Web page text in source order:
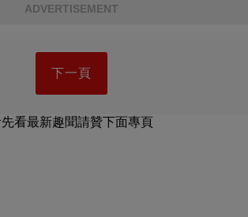
ADVERTISEMENT
下一頁
看最新趣聞請贊下面專頁